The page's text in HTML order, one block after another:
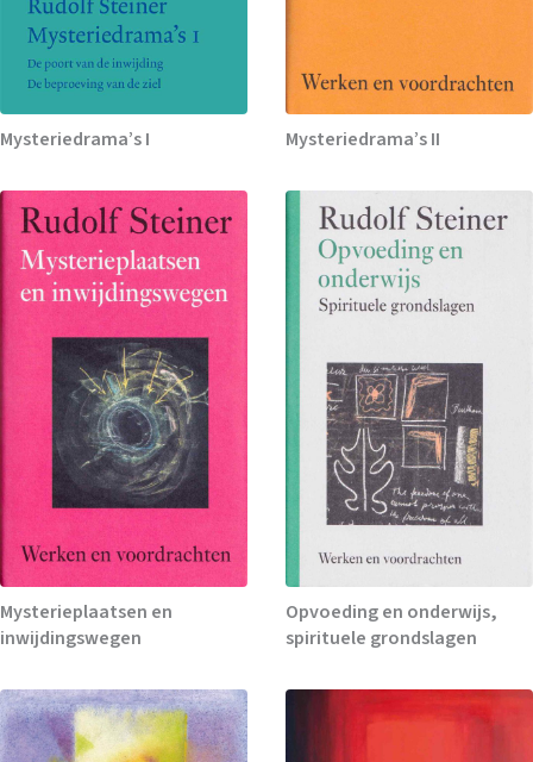
Mysteriedrama’s I Mysteriedrama’s II
Mysterieplaatsen en
inwijdingswegen
Opvoeding en onderwijs,
spirituele grondslagen